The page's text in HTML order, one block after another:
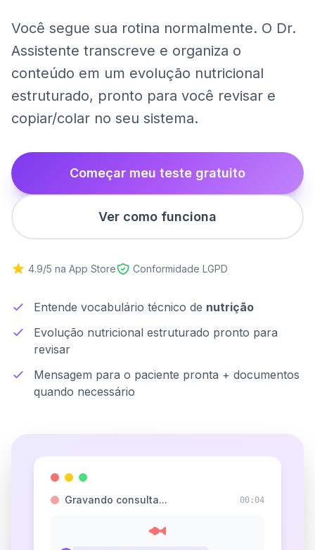
Você segue sua rotina normalmente. O Dr.
Assistente transcreve e organiza o
conteúdo em um evolução nutricional
estruturado, pronto para você revisar e
copiar/colar no seu sistema.
Começar meu teste gratuito
Ver como funciona
4.9/5 na App Store Conformidade LGPD
Entende vocabulário técnico de nutrição
Evolução nutricional estruturado pronto para
revisar
Mensagem para o paciente pronta + documentos
quando necessário
Gravando consulta... 00:06